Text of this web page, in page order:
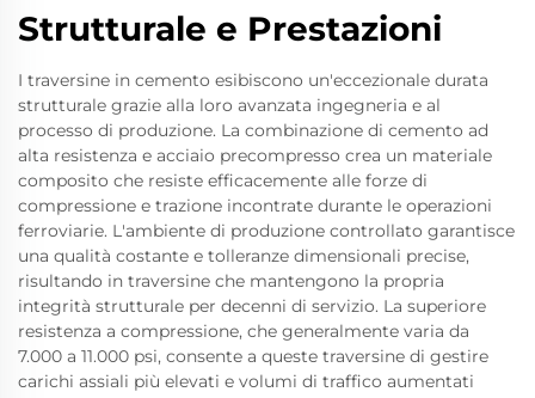
Strutturale e Prestazioni
I traversine in cemento esibiscono un'eccezionale durata
strutturale grazie alla loro avanzata ingegneria e al
processo di produzione. La combinazione di cemento ad
alta resistenza e acciaio precompresso crea un materiale
composito che resiste efficacemente alle forze di
compressione e trazione incontrate durante le operazioni
ferroviarie. L'ambiente di produzione controllato garantisce
una qualità costante e tolleranze dimensionali precise,
risultando in traversine che mantengono la propria
integrità strutturale per decenni di servizio. La superiore
resistenza a compressione, che generalmente varia da
7.000 a 11.000 psi, consente a queste traversine di gestire
carichi assiali più elevati e volumi di traffico aumentati